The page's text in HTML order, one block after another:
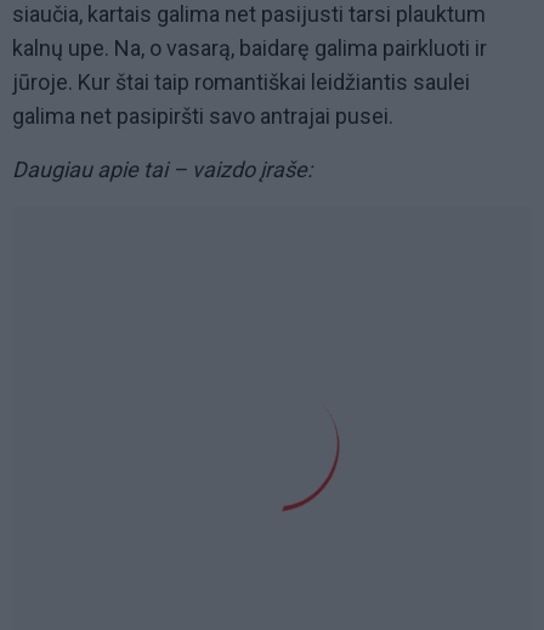
siaučia, kartais galima net pasijusti tarsi plauktum
kalnų upe. Na, o vasarą, baidarę galima pairkluoti ir
jūroje. Kur štai taip romantiškai leidžiantis saulei
galima net pasipiršti savo antrajai pusei.
Daugiau apie tai – vaizdo įraše: